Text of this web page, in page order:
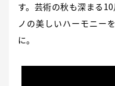
す。芸術の秋も深まる
ノの美しいハーモニー
に。